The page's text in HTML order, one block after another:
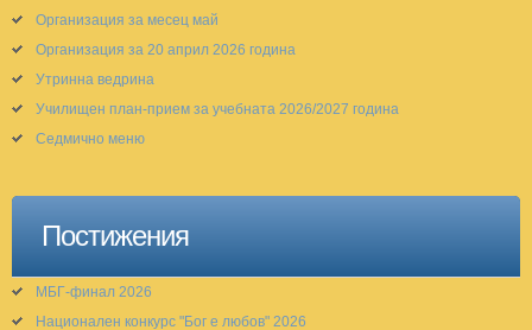
Организация за месец май
Организация за 20 април 2026 година
Утринна ведрина
Училищен план-прием за учебната 2026/2027 година
Седмично меню
Постижения
МБГ-финал 2026
Национален конкурс "Бог е любов" 2026